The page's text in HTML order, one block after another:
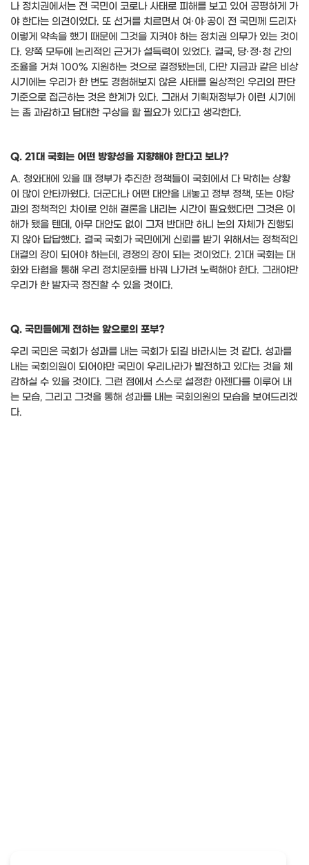
나 정치권에서는 전 국민이 코로나 사태로 피해를 보고 있어 공평하게 가
야 한다는 의견이었다. 또 선거를 치르면서 여·야·공이 전 국민께 드리자
이렇게 약속을 했기 때문에 그것을 지켜야 하는 정치권 의무가 있는 것이
다. 양쪽 모두에 논리적인 근거가 설득력이 있었다. 결국, 당·정·청 간의
조율을 거쳐 100% 지원하는 것으로 결정됐는데 , 다만 지금과 같은 비상
시기에는 우리가 한 번도 경험해보지 않은 사태를 일상적인 우리의 판단
기준으로 접근하는 것은 한계가 있다. 그래서 기획재정부가 이런 시기에
는 좀 과감하고 담대한 구상을 할 필요가 있다고 생각한다.
Q. 21 대 국회는 어떤 방향성을 지향해야 한다고 보나?
A. 청와대에 있을 때 정부가 추진한 정책들이 국회에서 다 막히는 상황
이 많이 안타까웠다. 더군다나 어떤 대안을 내놓고 정부 정책, 또는 야당
과의 정책적인 차이로 인해 결론을 내리는 시간이 필요했다면 그것은 이
해가 됐을 텐데 , 아무 대안도 없이 그저 반대만 하니 논의 자체가 진행되
지 않아 답답했다. 결국 국회가 국민에게 신뢰를 받기 위해서는 정책적인
대결의 장이 되어야 하는데 , 경쟁의 장이 되는 것이었다. 21 대 국회는 대
화와 타협을 통해 우리 정치문화를 바꿔 나가려 노력해야 한다. 그래야만
우리가 한 발자국 정진할 수 있을 것이다.
Q. 국민들에게 전하는 앞으로의 포부?
우리 국민은 국회가 성과를 내는 국회가 되길 바라시는 것 같다. 성과를
내는 국회의원이 되어야만 국민이 우리나라가 발전하고 있다는 것을 체
감하실 수 있을 것이다. 그런 점에서 스스로 설정한 아젠다를 이루어 내
는 모습, 그리고 그것을 통해 성과를 내는 국회의원의 모습을 보여드리겠
다.